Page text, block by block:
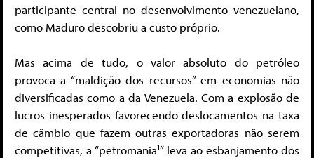
participante central no desenvolvimento venezuelano,
como Maduro descobriu a custo próprio.
Mas acima de tudo, o valor absoluto do petróleo
provoca a “maldição dos recursos” em economias não
diversificadas como a da Venezuela. Com a explosão de
lucros inesperados favorecendo deslocamentos na taxa
de câmbio que fazem outras exportadoras não serem
competitivas, a “petromania¹” leva ao esbanjamento dos